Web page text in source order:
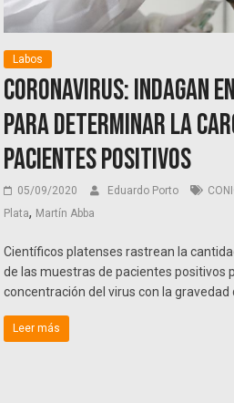
Labos
Coronavirus: indagan
para determinar la
pacientes positivos
05/09/2020 Eduardo Porto
Plata, Martín Abba
Científicos platenses rastrean la
de las muestras de pacientes positivos
concentración del virus con la
Leer más